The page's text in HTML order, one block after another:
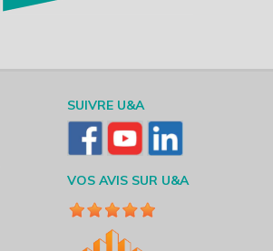
SUIVRE U&A
VOS AVIS SUR U&A